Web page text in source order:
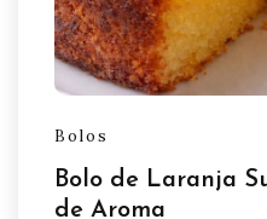
Bolos
Bolo de Laranja
de Aroma